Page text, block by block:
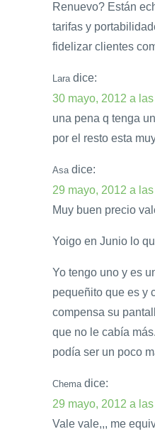
Renuevo? Están
tarifas y
fidelizar clientes
Lara dice:
30 mayo, 2012 a
una pena q tenga
por el resto esta
Asa dice:
29 mayo, 2012 a
Muy buen precio
Yoigo en Junio lo
Yo tengo uno y es
pequeñito que es y
compensa su
que no le cabía
podía ser un poco
Chema dice:
29 mayo, 2012 a
Vale vale,,, me